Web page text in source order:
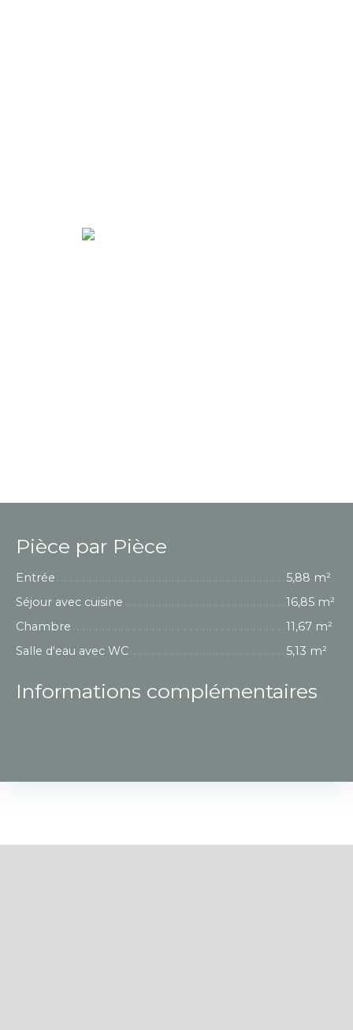
Pièce par Pièce
Entrée
5,88 m²
Séjour avec cuisine
16,85 m²
Chambre
11,67 m²
Salle d'eau avec WC
5,13 m²
Informations complémentaires